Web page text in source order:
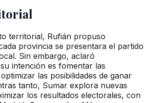
territorial, Rufián propuso
provincia se presentara el partido
Sin embargo, aclaró
intención es fomentar las
las posibilidades de ganar
tanto, Sumar explora nuevas
los resultados electorales, con